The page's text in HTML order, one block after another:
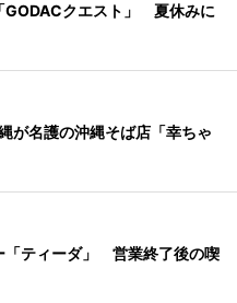
GODACクエスト」 夏休みに
が名護の沖縄そば店「幸ちゃ
「ティーダ」 営業終了後の喫